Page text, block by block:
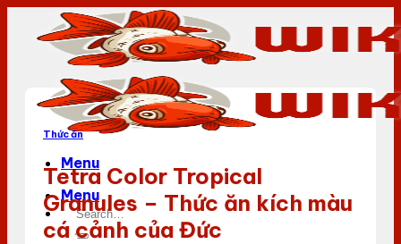
Menu
Menu
Thức ăn
Tetra Color Tropical
Granules – Thức ăn kích màu
cá cảnh của Đức